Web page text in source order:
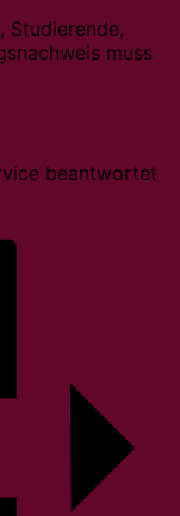
Studierende,
muss
beantwortet